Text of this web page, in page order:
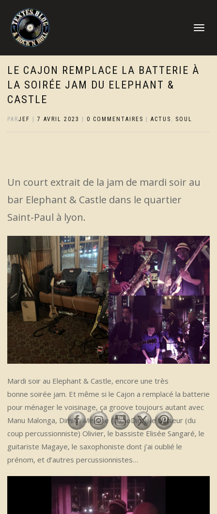
DÉPLIER
LE CAJON REMPLACE LA BATTERIE À
LA SOIRÉE JAM DU ELEPHANT &
CASTLE
PARJEF 7 AVRIL 2023 0 COMMENTAIRES ACTUS , SOUL
Un court extrait de la jam de mardi soir au
bar Elephant & Castle dans le quartier
Saint-Paul à lyon.
Mardi soir au Elephant & Castle, encore une très
bonne soirée jam. Et même si le Cajon a remplacé la batterie
pour ménager le voisinage, ça groove toujours autant avec
Manu Malonga, Dimitri Meidine (DimoDim), le batteur (du
coup percussionniste) Olivier, le bassiste Elisée Sangaré, le
guitariste Magaye, le saxophoniste dont j’ai oublié le
prénom, et d’autres percussionnistes…